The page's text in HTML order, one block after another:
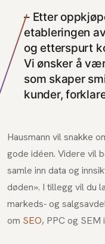
– Etter
etableringen
og etterspurt
Vi ønsker å
som skaper
kunder,
Hausmann vil snakke
gode idéen. Videre vil
samle inn data og
døden». I tillegg vil du
markeds- og
om SEO, PPC og SEM